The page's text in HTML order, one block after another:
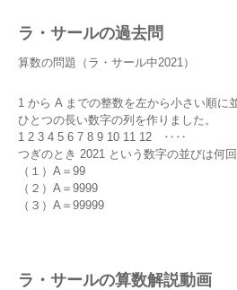
ラ・サールの過去問
算数の問題（ラ・サール中2021）
1 から A までの整数を左から小さい順に
ひとつの長い数字の列を作りました。
1 2 3 4 5 6 7 8 9 10 11 12 ‥‥
つぎのとき 2021 という数字の並びは何回
（１）A＝99
（２）A＝9999
（３）A＝99999
ラ・サールの算数解説動画